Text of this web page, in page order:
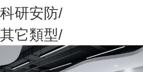
科研安防/
其它類型/